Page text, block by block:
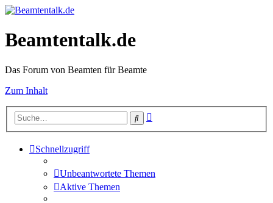
Beamtentalk.de
Das Forum von Beamten für Beamte
Zum Inhalt
Suche
Schnellzugriff
Unbeantwortete Themen
Aktive Themen